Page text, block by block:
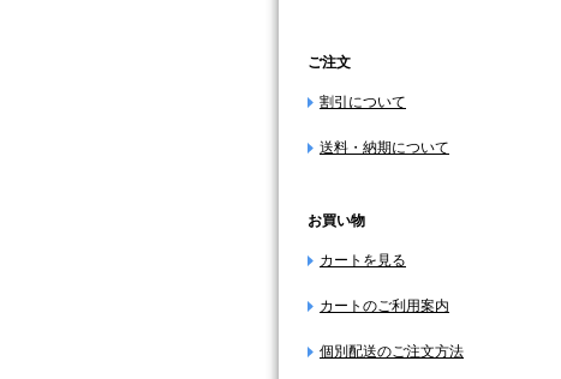
ご注文
割引について
送料・納期について
お買い物
カートを見る
カートのご利用案内
個別配送のご注文方法